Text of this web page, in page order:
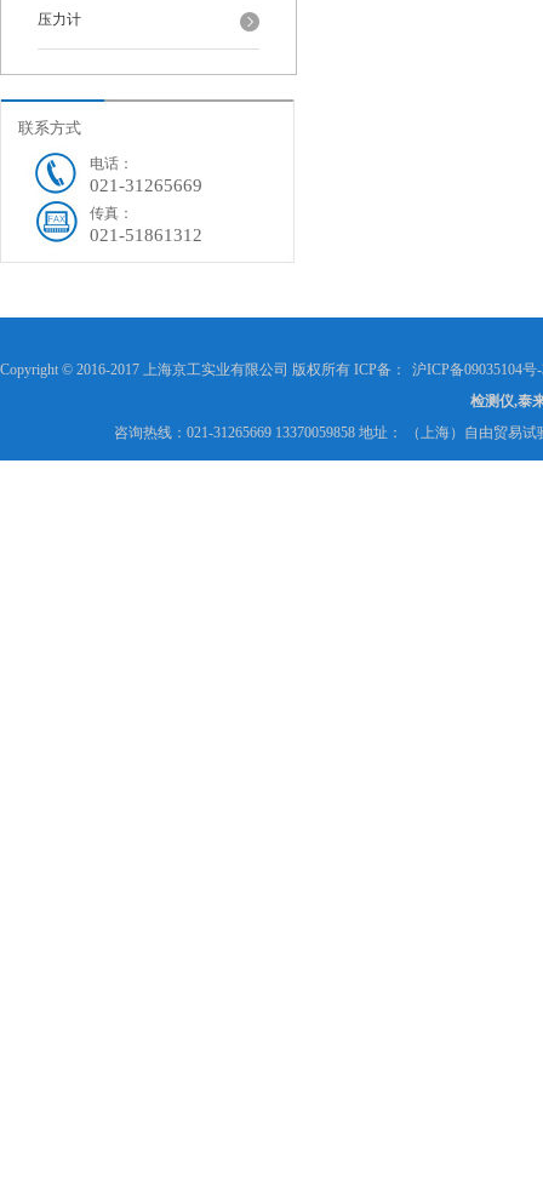
压力计
联系方式
电话：
021-31265669
传真：
021-51861312
Copyright © 2016-2017 上海京工实业有限公司 版权所有 ICP备：
沪ICP备09035104号
检测仪,泰
咨询热线：021-31265669 13370059858 地址： （上海）自由贸易